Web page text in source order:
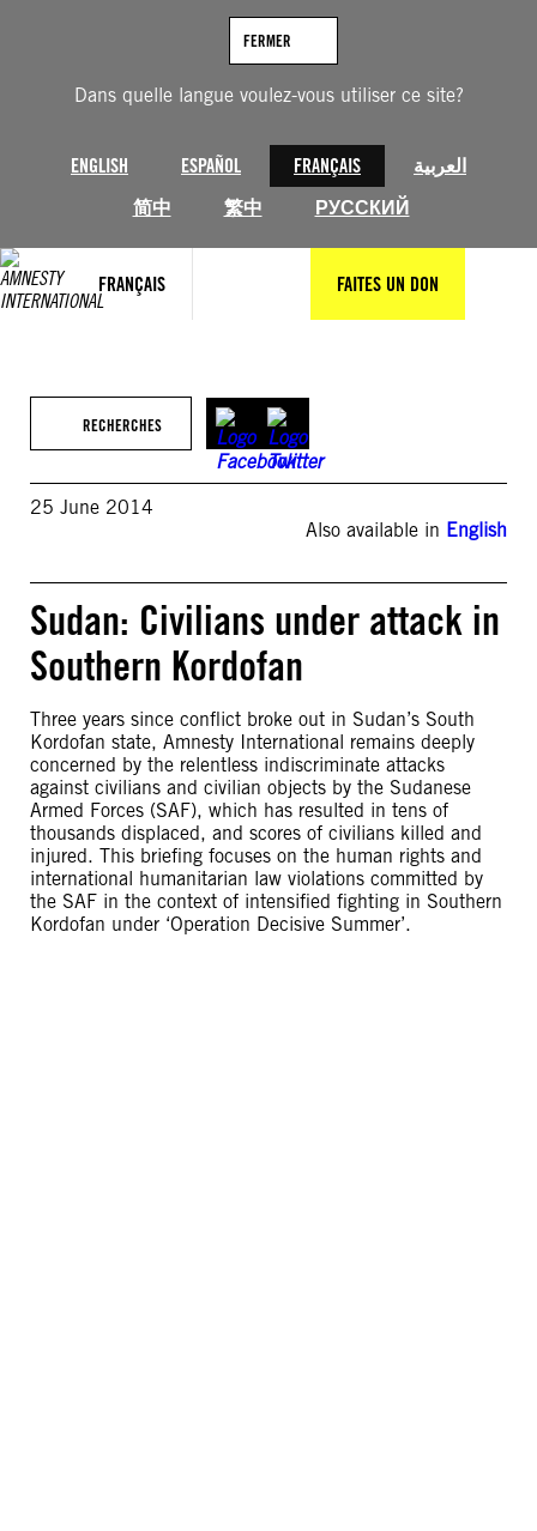
Dans quelle langue voulez-vous utiliser ce site?
ENGLISH ESPAÑOL FRANÇAIS
العربية
简中
繁中 РУССКИЙ
FERMER
FRANÇAIS FAITES UN DON
RECHERCHES
25 June 2014
Also available in English
Sudan: Civilians under attack in
Southern Kordofan
Three years since conflict broke out in Sudan’s South
Kordofan state, Amnesty International remains deeply
concerned by the relentless indiscriminate attacks
against civilians and civilian objects by the Sudanese
Armed Forces (SAF), which has resulted in tens of
thousands displaced, and scores of civilians killed and
injured. This briefing focuses on the human rights and
international humanitarian law violations committed by
the SAF in the context of intensified fighting in Southern
Kordofan under ‘Operation Decisive Summer’.